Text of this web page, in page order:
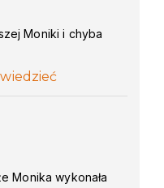
Moniki i chyba
Monika wykonała